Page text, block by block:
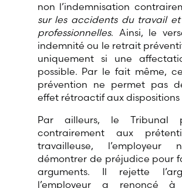
non l’indemnisation
sur les accidents du travail
professionnelles. Ainsi, le
indemnité ou le retrait
uniquement si une
possible. Par le fait même,
prévention ne permet pas
effet rétroactif aux dispositions
Par ailleurs, le Tribunal
contrairement aux
travailleuse,
démontrer de préjudice pour
arguments. Il rejette
l’employeur a renoncé